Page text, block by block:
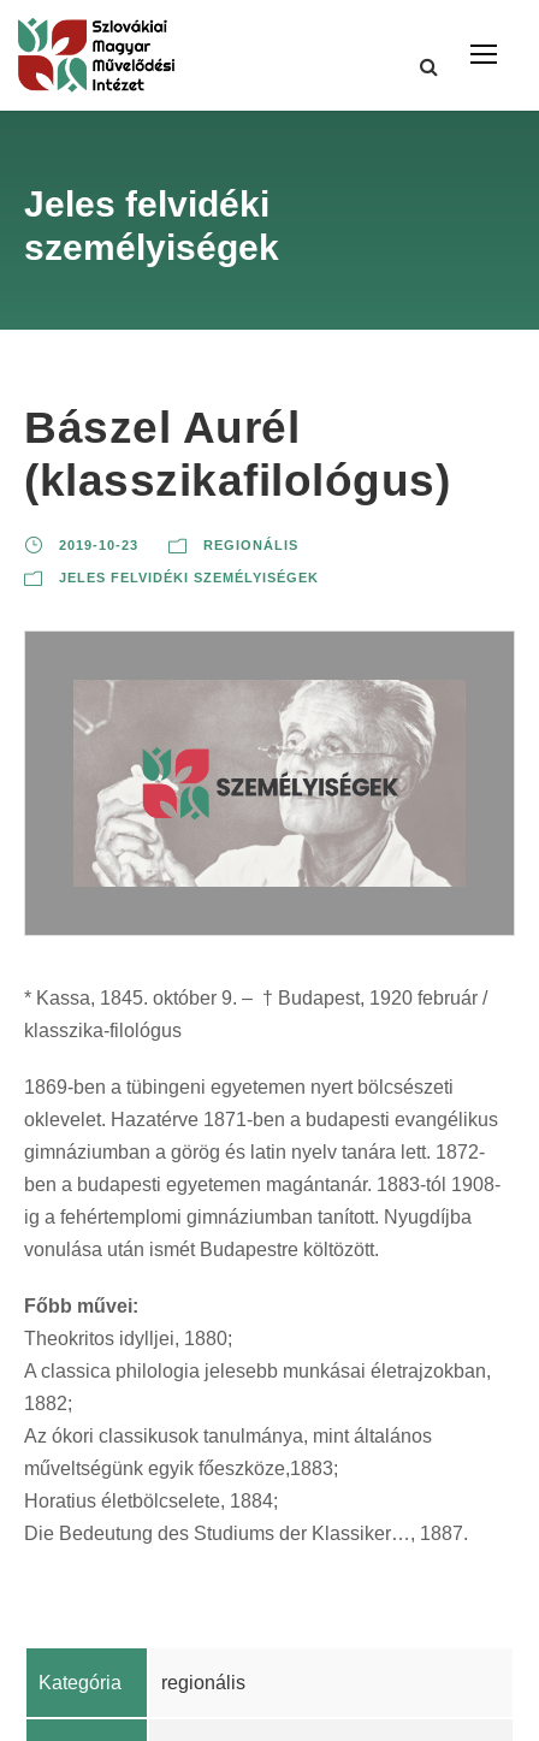
Jeles felvidéki
személyiségek
Bászel Aurél
(klasszikafilológus)
2019-10-23 REGIONÁLIS
JELES FELVIDÉKI SZEMÉLYISÉGEK
* Kassa, 1845. október 9. – † Budapest, 1920 február /
klasszika-filológus
1869-ben a tübingeni egyetemen nyert bölcsészeti
oklevelet. Hazatérve 1871-ben a budapesti evangélikus
gimnáziumban a görög és latin nyelv tanára lett. 1872-
ben a budapesti egyetemen magántanár. 1883-tól 1908-
ig a fehértemplomi gimnáziumban tanított. Nyugdíjba
vonulása után ismét Budapestre költözött.
Főbb művei:
Theokritos idylljei, 1880;
A classica philologia jelesebb munkásai életrajzokban,
1882;
Az ókori classikusok tanulmánya, mint általános
műveltségünk egyik főeszköze,1883;
Horatius életbölcselete, 1884;
Die Bedeutung des Studiums der Klassiker…, 1887.
Kategória regionális